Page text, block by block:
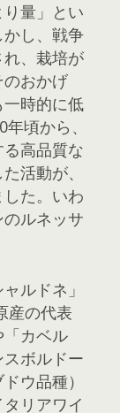
量」とい
し、戦争
、栽培が
おかげ
時的に低
頃から、
高品質な
活動が、
た。いわ
ルネッサ
ルドネ」
産の代表
カベル
ボルドー
ウ品種）
リアワイ